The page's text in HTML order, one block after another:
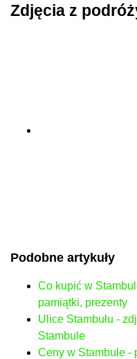
Zdjęcia z
Podobne artykuły
Co kupić w
pamiątki, prezenty
Ulice Stambułu -
Stambule
Ceny w Stambule -